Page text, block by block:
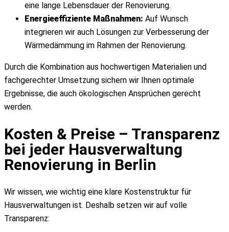
eine lange Lebensdauer der Renovierung.
Energieeffiziente Maßnahmen: Auf Wunsch
integrieren wir auch Lösungen zur Verbesserung der
Wärmedämmung im Rahmen der Renovierung.
Durch die Kombination aus hochwertigen Materialien und
fachgerechter Umsetzung sichern wir Ihnen optimale
Ergebnisse, die auch ökologischen Ansprüchen gerecht
werden.
Kosten & Preise – Transparenz
bei jeder Hausverwaltung
Renovierung in Berlin
Wir wissen, wie wichtig eine klare Kostenstruktur für
Hausverwaltungen ist. Deshalb setzen wir auf volle
Transparenz: